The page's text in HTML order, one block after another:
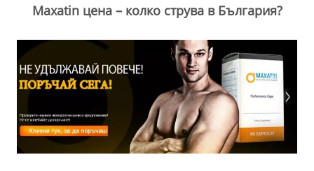
Maxatin цена – колко струва в България?